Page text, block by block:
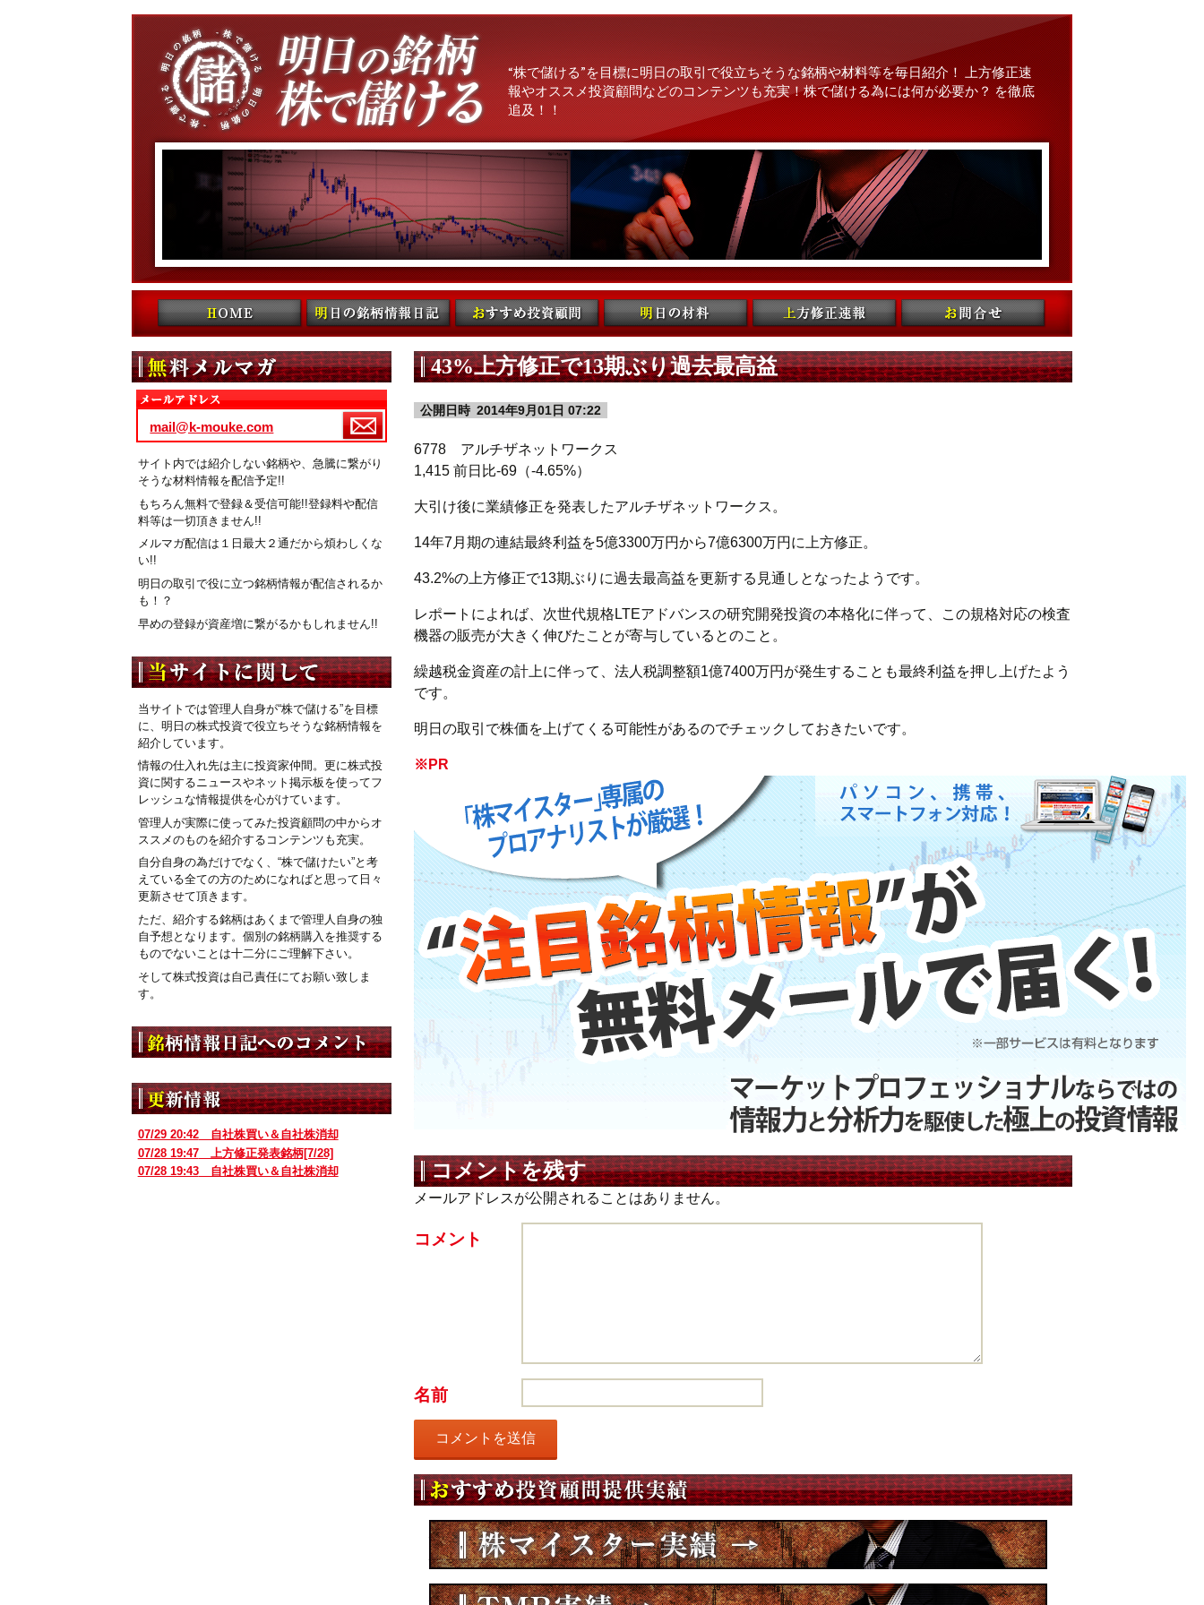
“株で儲ける”を目標に明日の取引で役立ちそうな銘柄や材料等を毎日紹介！ 上方修正速
報やオススメ投資顧問などのコンテンツも充実！株で儲ける為には何が必要か？ を徹底
追及！！
コンテンツへ移動
43%上方修正で13期ぶり過去最高益
公開日時 2014年9月01日 07:22
6778 アルチザネットワークス
1,415 前日比-69（-4.65%）
大引け後に業績修正を発表したアルチザネットワークス。
14年7月期の連結最終利益を5億3300万円から7億6300万円に上方修正。
43.2%の上方修正で13期ぶりに過去最高益を更新する見通しとなったようです。
レポートによれば、次世代規格LTEアドバンスの研究開発投資の本格化に伴って、この規格対応の検査
機器の販売が大きく伸びたことが寄与しているとのこと。
繰越税金資産の計上に伴って、法人税調整額1億7400万円が発生することも最終利益を押し上げたよう
です。
明日の取引で株価を上げてくる可能性があるのでチェックしておきたいです。
※PR
コメントを残す
メールアドレスが公開されることはありません。
コメント
名前
mail@k-mouke.com
サイト内では紹介しない銘柄や、急騰に繋がり
そうな材料情報を配信予定!!
もちろん無料で登録＆受信可能!!登録料や配信
料等は一切頂きません!!
メルマガ配信は１日最大２通だから煩わしくな
い!!
明日の取引で役に立つ銘柄情報が配信されるか
も！？
早めの登録が資産増に繋がるかもしれません!!
当サイトでは管理人自身が“株で儲ける”を目標
に、明日の株式投資で役立ちそうな銘柄情報を
紹介しています。
情報の仕入れ先は主に投資家仲間。更に株式投
資に関するニュースやネット掲示板を使ってフ
レッシュな情報提供を心がけています。
管理人が実際に使ってみた投資顧問の中からオ
ススメのものを紹介するコンテンツも充実。
自分自身の為だけでなく、“株で儲けたい”と考
えている全ての方のためになればと思って日々
更新させて頂きます。
ただ、紹介する銘柄はあくまで管理人自身の独
自予想となります。個別の銘柄購入を推奨する
ものでないことは十二分にご理解下さい。
そして株式投資は自己責任にてお願い致しま
す。
07/29 20:42自社株買い＆自社株消却
07/28 19:47上方修正発表銘柄[7/28]
07/28 19:43自社株買い＆自社株消却